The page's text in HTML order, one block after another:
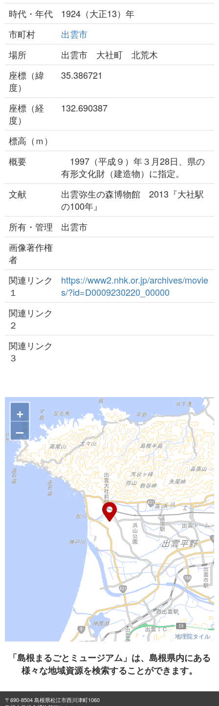
時代・年代
1924（大正13）年
市町村
出雲市
場所
出雲市 大社町 北荒木
座標（緯
度）
35.386721
座標（経
度）
132.690387
標高（ｍ）
概要
1997（平成９）年３月28日、県の
有形文化財（建造物）に指定。
文献
出雲弥生の森博物館 2013『大社駅
の100年』
所有・管理
出雲市
画像著作権
者
関連リンク
１
https://www2.nhk.or.jp/archives/movie
s/?id=D0009230220_00000
関連リンク
２
関連リンク
３
+
–
地理院タイル
「島根まるごとミュージアム」は、島根県内にある
様々な地域資源を検索することができます。
〒690-8504 島根県松江市西川津町1060